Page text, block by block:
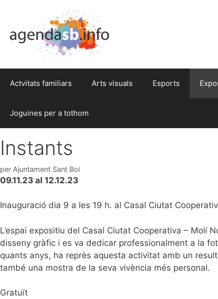
Actvitats familiars Arts visuals Esports
Joguines per a tothom
Instants
per Ajuntament Sant Boi
09.11.23 al 12.12.23
Inauguració dia 9 a les 19 h. al Casal Ciutat
L’espai expositiu del Casal Ciutat Cooperativa – Molí
disseny gràfic i es va dedicar professionalment a la
quants anys, ha reprès aquesta activitat amb un
també una mostra de la seva vivència més personal.
Gratuït